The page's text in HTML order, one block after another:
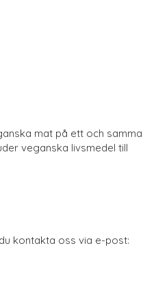
mat på ett och samma
veganska livsmedel till
kontakta oss via e-post: